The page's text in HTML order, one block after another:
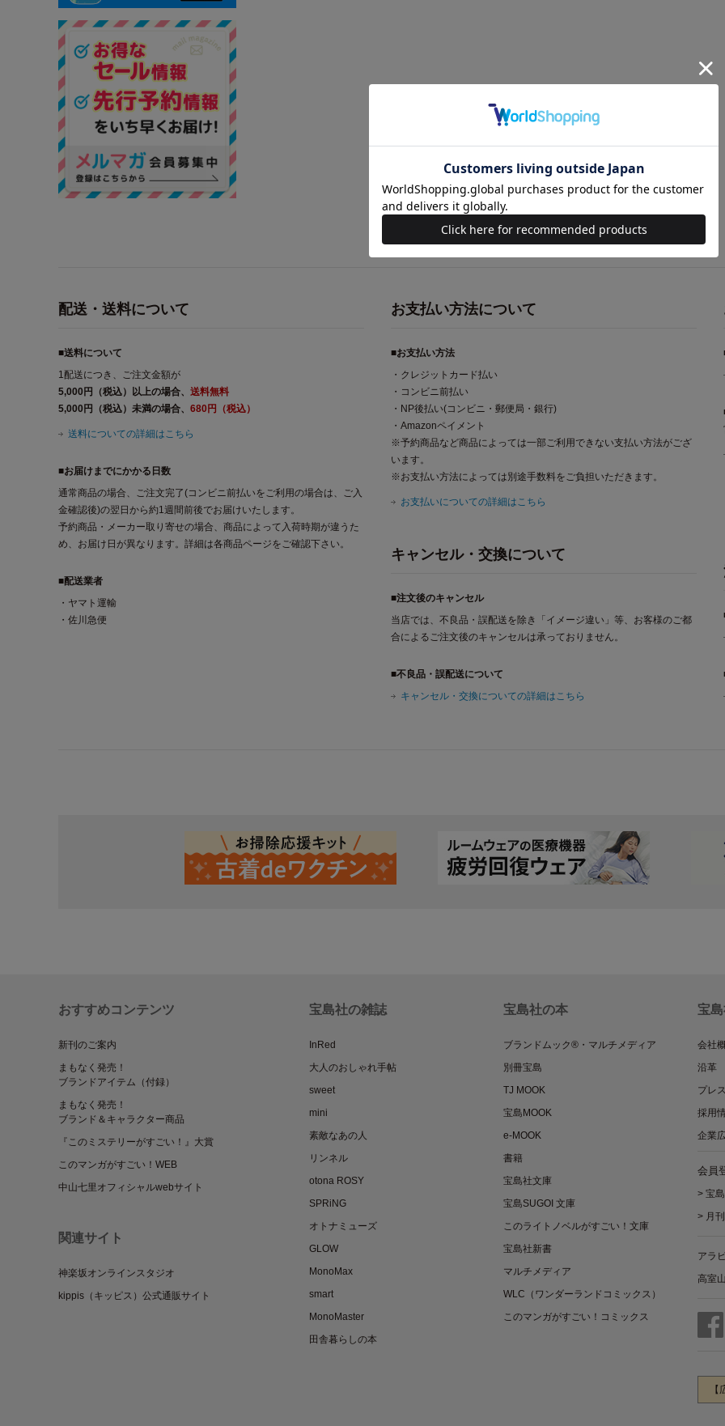
配送・送料について
■送料について
1配送につき、ご注文金額が
5,000円（税込）以上の場合、 送料無料
5,000円（税込）未満の場合、 680円（税込）
送料についての詳細はこちら
■お届けまでにかかる日数
通常商品の場合、ご注文完了(コンビニ前払いをご利用の場合は、ご入
金確認後)の翌日から約1週間前後でお届けいたします。
予約商品・メーカー取り寄せの場合、商品によって入荷時期が違うた
め、お届け日が異なります。詳細は各商品ページをご確認下さい。
■配送業者
・ヤマト運輸
・佐川急便
お支払い方法について
■お支払い方法
・クレジットカード払い
・コンビニ前払い
・NP後払い(コンビニ・郵便局・銀行)
・Amazonペイメント
※予約商品など商品によっては一部ご利用できない支払い方法がござ
います。
※お支払い方法によっては別途手数料をご負担いただきます。
お支払いについての詳細はこちら
キャンセル・交換について
■注文後のキャンセル
当店では、不良品・誤配送を除き「イメージ違い」等、お客様のご都
合によるご注文後のキャンセルは承っておりません。
■不良品・誤配送について
キャンセル・交換についての詳細はこちら
おすすめコンテンツ
新刊のご案内
まもなく発売！
ブランドアイテム（付録）
まもなく発売！
ブランド＆キャラクター商品
『このミステリーがすごい！』大賞
このマンガがすごい！WEB
中山七里オフィシャルwebサイト
関連サイト
神楽坂オンラインスタジオ
kippis（キッピス）公式通販サイト
宝島社の雑誌
InRed
大人のおしゃれ手帖
sweet
mini
素敵なあの人
リンネル
otona ROSY
SPRiNG
オトナミューズ
GLOW
MonoMax
smart
MonoMaster
田舎暮らしの本
宝島社の本
ブランドムック®・マルチメディア
別冊宝島
TJ MOOK
宝島MOOK
e-MOOK
書籍
宝島社文庫
宝島SUGOI 文庫
このライトノベルがすごい！文庫
宝島社新書
マルチメディア
WLC（ワンダーランドコミックス）
このマンガがすごい！コミックス
宝
会社
沿革
プレ
採用
企業
会員
> 宝
> 月
アラ
高室